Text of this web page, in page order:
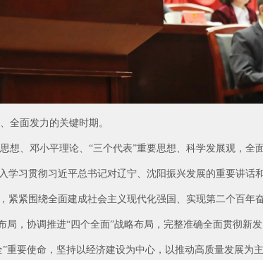
全面发力的关键时期。
想、邓小平理论、“三个代表”重要思想、科学发展观，全
习贯彻习近平总书记对辽宁、沈阳振兴发展的重要讲话
紧围绕全面建成社会主义现代化强国、实现第二个百年
，协调推进“四个全面”战略布局，完整准确全面贯彻新
要使命，坚持以经济建设为中心，以推动高质量发展为